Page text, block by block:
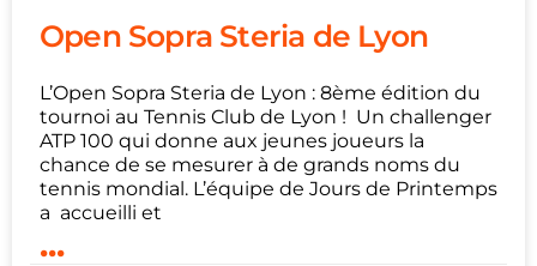
Open Sopra Steria de Lyon
L’Open Sopra Steria de Lyon : 8ème édition du
tournoi au Tennis Club de Lyon ! Un challenger
ATP 100 qui donne aux jeunes joueurs la
chance de se mesurer à de grands noms du
tennis mondial. L’équipe de Jours de Printemps
a accueilli et
...